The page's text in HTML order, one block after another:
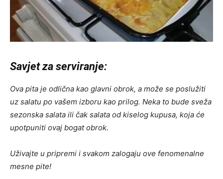
Savjet za serviranje:
Ova pita je odlična kao glavni obrok, a može se poslužiti
uz salatu po vašem izboru kao prilog. Neka to bude sveža
sezonska salata ili čak salata od kiselog kupusa, koja će
upotpuniti ovaj bogat obrok.
Uživajte u pripremi i svakom zalogaju ove fenomenalne
mesne pite!